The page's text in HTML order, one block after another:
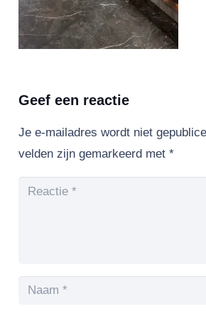
Geef een reactie
Je e-mailadres wordt niet
velden zijn gemarkeerd met *